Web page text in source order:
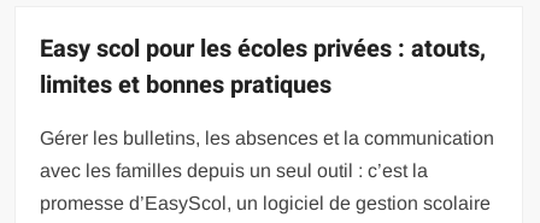
Easy scol pour les écoles privées : atouts,
limites et bonnes pratiques
Gérer les bulletins, les absences et la communication
avec les familles depuis un seul outil : c’est la
promesse d’EasyScol, un logiciel de gestion scolaire